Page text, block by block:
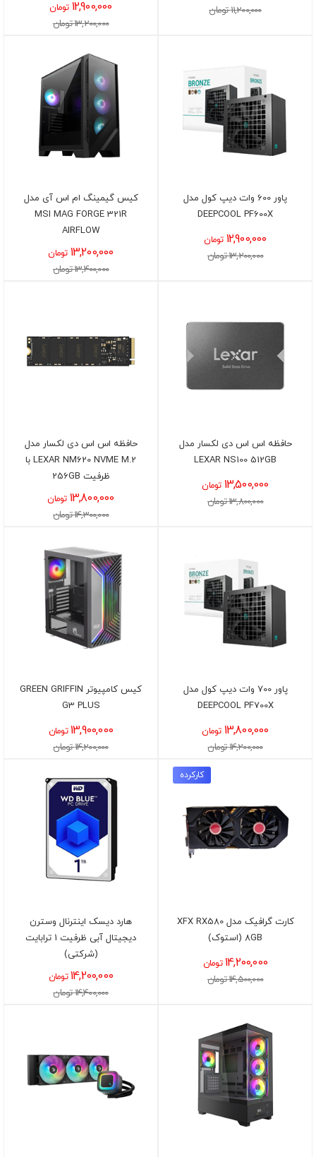
11,200,000 تومان 12,900,000 تومان
13,200,000 تومان
پاور 600 وات دیپ کول مدل
DEEPCOOL PF600X
12,900,000 تومان
13,200,000 تومان
کیس گیمینگ ام اس آی مدل
MSI MAG FORGE 321R
AIRFLOW
13,200,000 تومان
13,400,000 تومان
حافظه اس اس دی لکسار مدل
LEXAR NS100 512GB
13,500,000 تومان
13,800,000 تومان
حافظه اس اس دی لکسار مدل
LEXAR NM620 NVME M.2 با
ظرفیت 256GB
13,800,000 تومان
14,300,000 تومان
پاور 700 وات دیپ کول مدل
DEEPCOOL PF700X
13,800,000 تومان
14,200,000 تومان
کیس کامپیوتر GREEN GRIFFIN
G3 PLUS
13,900,000 تومان
14,200,000 تومان
کارکرده
کارت گرافیک مدل XFX RX580
8GB (استوک)
14,200,000 تومان
14,500,000 تومان
هارد دیسک اینترنال وسترن
دیجیتال آبی ظرفیت 1 ترابایت
(شرکتی)
14,200,000 تومان
14,400,000 تومان